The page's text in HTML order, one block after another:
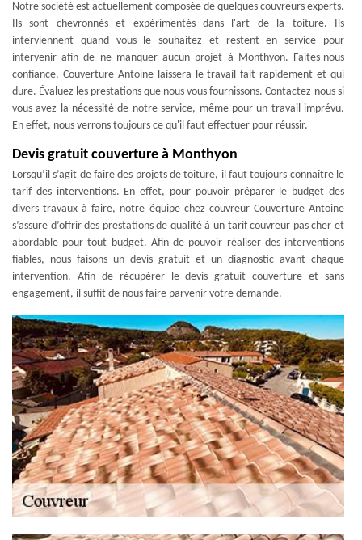
Notre société est actuellement composée de quelques couvreurs experts.
Ils sont chevronnés et expérimentés dans l'art de la toiture. Ils
interviennent quand vous le souhaitez et restent en service pour
intervenir afin de ne manquer aucun projet à Monthyon. Faites-nous
confiance, Couverture Antoine laissera le travail fait rapidement et qui
dure. Évaluez les prestations que nous vous fournissons. Contactez-nous si
vous avez la nécessité de notre service, même pour un travail imprévu.
En effet, nous verrons toujours ce qu'il faut effectuer pour réussir.
Devis gratuit couverture à Monthyon
Lorsqu’il s’agit de faire des projets de toiture, il faut toujours connaître le
tarif des interventions. En effet, pour pouvoir préparer le budget des
divers travaux à faire, notre équipe chez couvreur Couverture Antoine
s’assure d’offrir des prestations de qualité à un tarif couvreur pas cher et
abordable pour tout budget. Afin de pouvoir réaliser des interventions
fiables, nous faisons un devis gratuit et un diagnostic avant chaque
intervention. Afin de récupérer le devis gratuit couverture et sans
engagement, il suffit de nous faire parvenir votre demande.